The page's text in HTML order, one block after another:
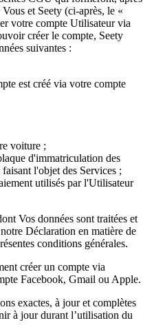
et Seety (ci-après, le «
votre compte Utilisateur via
créer le compte, Seety
suivantes :
est créé via votre compte
voiture ;
d'immatriculation des
l'objet des Services ;
utilisés par l'Utilisateur
Vos données sont traitées et
Déclaration en matière de
conditions générales.
créer un compte via
Facebook, Gmail ou Apple.
exactes, à jour et complètes
à jour durant l’utilisation du